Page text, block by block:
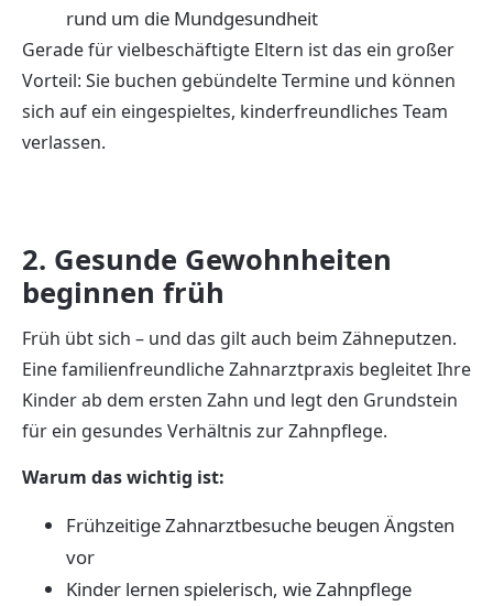
rund um die Mundgesundheit
Gerade für vielbeschäftigte Eltern ist das ein großer
Vorteil: Sie buchen gebündelte Termine und können
sich auf ein eingespieltes, kinderfreundliches Team
verlassen.
2. Gesunde Gewohnheiten
beginnen früh
Früh übt sich – und das gilt auch beim Zähneputzen.
Eine familienfreundliche Zahnarztpraxis begleitet Ihre
Kinder ab dem ersten Zahn und legt den Grundstein
für ein gesundes Verhältnis zur Zahnpflege.
Warum das wichtig ist:
Frühzeitige Zahnarztbesuche beugen Ängsten
vor
Kinder lernen spielerisch, wie Zahnpflege